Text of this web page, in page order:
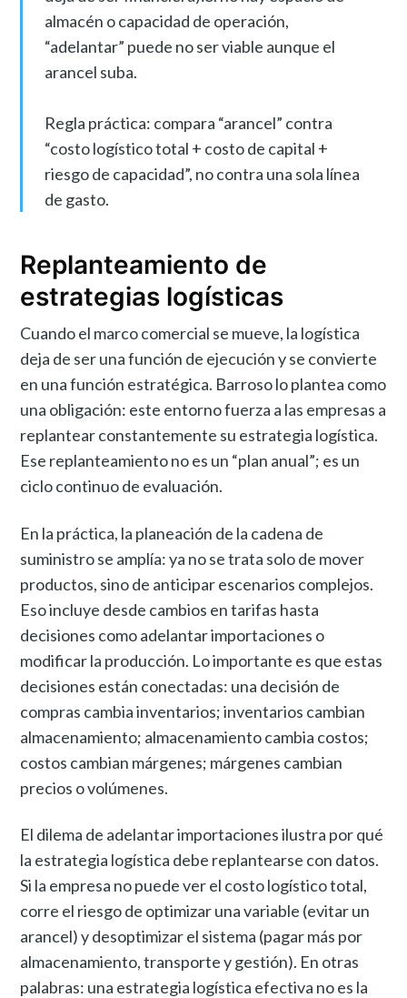
almacén o capacidad de operación,
“adelantar” puede no ser viable aunque el
arancel suba.
Regla práctica: compara “arancel” contra
“costo logístico total + costo de capital +
riesgo de capacidad”, no contra una sola línea
de gasto.
Replanteamiento de
estrategias logísticas
Cuando el marco comercial se mueve, la logística
deja de ser una función de ejecución y se convierte
en una función estratégica. Barroso lo plantea como
una obligación: este entorno fuerza a las empresas a
replantear constantemente su estrategia logística.
Ese replanteamiento no es un “plan anual”; es un
ciclo continuo de evaluación.
En la práctica, la planeación de la cadena de
suministro se amplía: ya no se trata solo de mover
productos, sino de anticipar escenarios complejos.
Eso incluye desde cambios en tarifas hasta
decisiones como adelantar importaciones o
modificar la producción. Lo importante es que estas
decisiones están conectadas: una decisión de
compras cambia inventarios; inventarios cambian
almacenamiento; almacenamiento cambia costos;
costos cambian márgenes; márgenes cambian
precios o volúmenes.
El dilema de adelantar importaciones ilustra por qué
la estrategia logística debe replantearse con datos.
Si la empresa no puede ver el costo logístico total,
corre el riesgo de optimizar una variable (evitar un
arancel) y desoptimizar el sistema (pagar más por
almacenamiento, transporte y gestión). En otras
palabras: una estrategia logística efectiva no es la